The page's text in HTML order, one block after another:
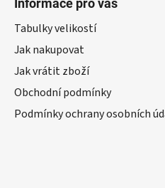
Informace pro vás
Tabulky velikostí
Jak nakupovat
Jak vrátit zboží
Obchodní podmínky
Podmínky ochrany osobních